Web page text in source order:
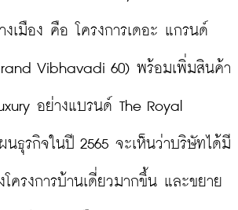
งเมือง คือ โครงการเดอะ แกรนด์
Vibhavadi 60) พร้อมเพิ่มสินค้า
อย่างแบรนด์ The Royal
นธุรกิจในปี 2565 จะเห็นว่าบริษัทได้มี
ครงการบ้านเดี่ยวมากขึ้น และขยาย